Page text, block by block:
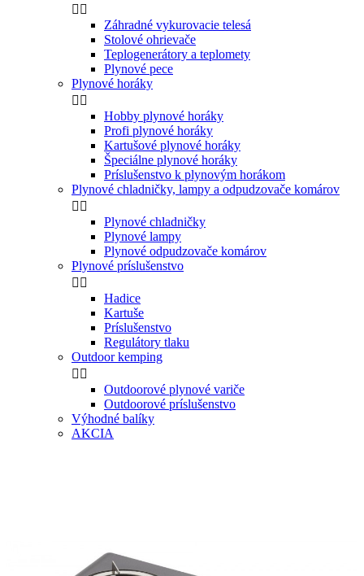
 
Záhradné vykurovacie telesá
Stolové ohrievače
Teplogenerátory a teplomety
Plynové pece
Plynové horáky
 
Hobby plynové horáky
Profi plynové horáky
Kartušové plynové horáky
Špeciálne plynové horáky
Príslušenstvo k plynovým horákom
Plynové chladničky, lampy a odpudzovače komárov
 
Plynové chladničky
Plynové lampy
Plynové odpudzovače komárov
Plynové príslušenstvo
 
Hadice
Kartuše
Príslušenstvo
Regulátory tlaku
Outdoor kemping
 
Outdoorové plynové variče
Outdoorové príslušenstvo
Výhodné balíky
AKCIA